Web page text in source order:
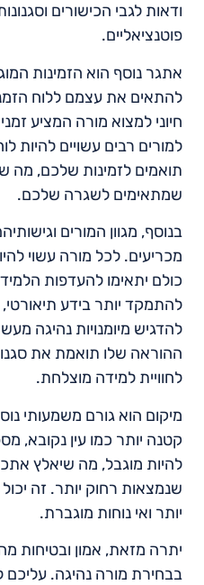
ודאות לגבי הכישורים
פוטנציאליים.
אתגר נוסף הוא הזמינות
להתאים את עצמם ללוח
חיוני למצוא מורה המציע
למורים רבים עשויים להיות
תואמים לזמינות שלכם, מה
שמתאימים לשגרה שלכם.
בנוסף, מגוון המורים
מכריעים. לכל מורה עשוי
כולם יתאימו להעדפות
להתמקד יותר בידע
להדגיש מיומנויות נהיגה
ההוראה שלו תואמת את
לחוויית למידה מוצלחת.
מיקום הוא גורם משמעותי
קטנה יותר כמו עין נקובא,
להיות מוגבל, מה שיאלץ
שנמצאות רחוק יותר. זה
יותר ואי נוחות מוגברת.
יתרה מזאת, אמון ובטיחות
בבחירת מורה נהיגה. עליכם